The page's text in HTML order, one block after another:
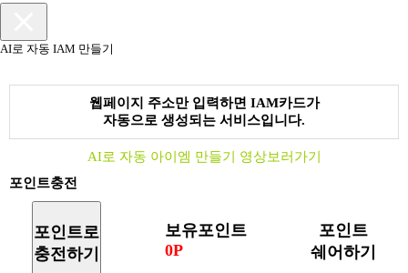
AI로 자동 IAM 만들기
웹페이지 주소만 입력하면 IAM카드가
자동으로 생성되는 서비스입니다.
AI로 자동 아이엠 만들기 영상보러가기
포인트충전
포인트로
충전하기
보유포인트
0P
포인트
쉐어하기